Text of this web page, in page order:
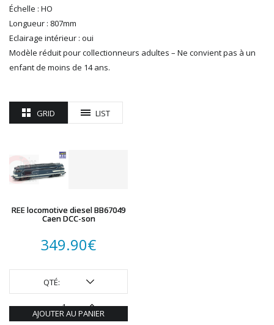
RÉGIONS ET COMPAGNIES
ROCO
ROTOMAGUS
ROUTE 87
TORTOISE
TRAINS OUEST
VIESSMANN
XURON
Échelle : HO
Longueur : 807mm
Eclairage intérieur : oui
Modèle réduit pour collectionneurs adultes – Ne convient pas à un
enfant de moins de 14 ans.
GRID LIST
REE locomotive diesel BB67049
Caen DCC-son
349.90€
QTÉ:
AJOUTER AU PANIER